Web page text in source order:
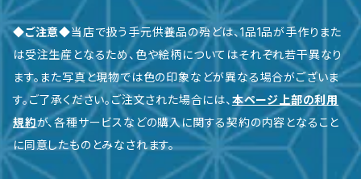
◆ご注意◆当店で扱う手元供養品の殆どは、1品1品が手作りまた
は受注生産となるため、色や絵柄についてはそれぞれ若干異なり
ます。また写真と現物では色の印象などが異なる場合がございま
す。ご了承ください。ご注文された場合には、 本ページ上部の利用
規約が、各種サービスなどの購入に関する契約の内容となること
に同意したものとみなされます。